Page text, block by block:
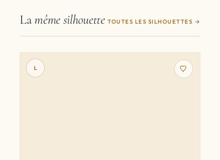
Lamême silhouette TOUTES LES SILHOUETTES
L